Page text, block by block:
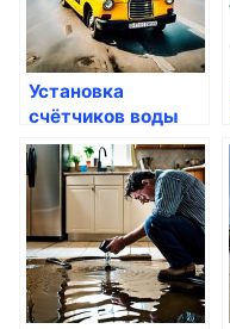
Установка
счётчиков воды
через Госуслуги